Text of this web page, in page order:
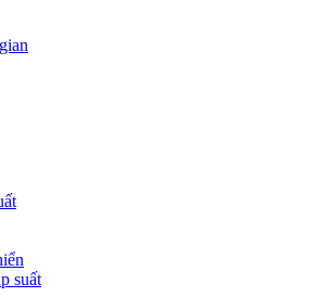
suất